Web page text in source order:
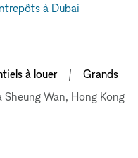
à Dubai
à louer
Grands
Wan, Hong Kong